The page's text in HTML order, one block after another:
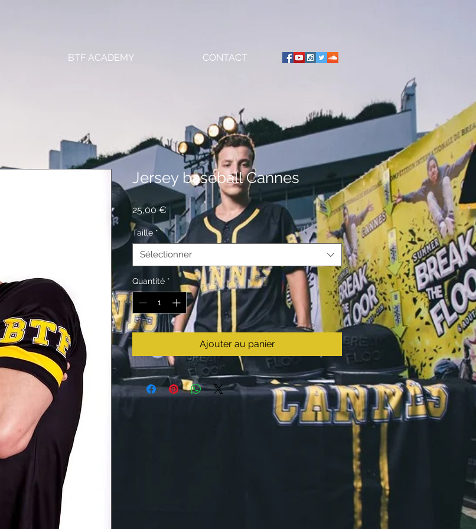
BTF ACADEMY CONTACT
Jersey baseball Cannes
25,00 € Prix
Taille *
Sélectionner
Quantité *
Ajouter au panier